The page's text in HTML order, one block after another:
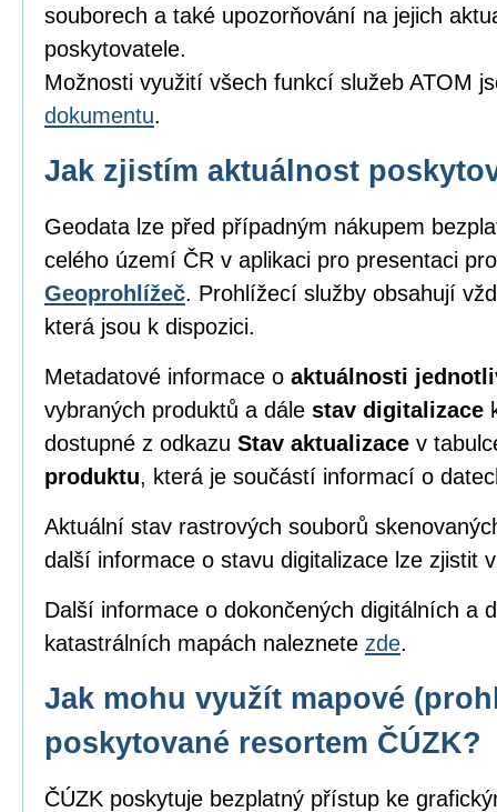
souborech a také upozorňování na jejich
poskytovatele.
Možnosti využití všech funkcí služeb ATOM
dokumentu.
Jak zjistím aktuálnost
Geodata lze před případným nákupem
celého území ČR v aplikaci pro presentaci
Geoprohlížeč. Prohlížecí služby obsahují
která jsou k dispozici.
Metadatové informace o aktuálnosti
vybraných produktů a dále stav digitalizace
dostupné z odkazu Stav aktualizace v
produktu, která je součástí informací o
Aktuální stav rastrových souborů
další informace o stavu digitalizace lze zjistit
Další informace o dokončených digitálních a
katastrálních mapách naleznete zde.
Jak mohu využít mapové
poskytované resortem ČÚZK?
ČÚZK poskytuje bezplatný přístup ke